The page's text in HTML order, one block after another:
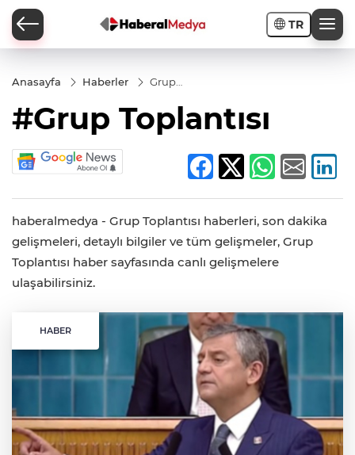
TR
Anasayfa Haberler
Grup
#Grup Toplantısı
haberalmedya - Grup Toplantısı haberleri, son dakika
gelişmeleri, detaylı bilgiler ve tüm gelişmeler, Grup
Toplantısı haber sayfasında canlı gelişmelere
ulaşabilirsiniz.
HABER